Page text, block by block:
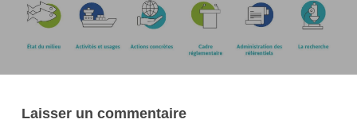
Laisser un commentaire